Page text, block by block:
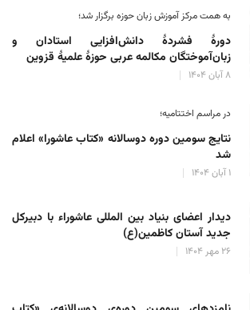
به همت مرکز آموزش زبان حوزه‌ برگزار شد؛
دورهٔ فشردهٔ دانش‌افزایی استادان و
زبان‌آموختگان مکالمه عربی حوزهٔ علمیهٔ قزوین
۸ آبان ۱۴۰۴
در مراسم اختتامیه؛
نتایج سومین دوره‌ دوسالانه‌ «کتاب عاشورا» اعلام
شد
۱ آبان ۱۴۰۴
دیدار اعضای بنیاد بین المللی عاشوراء با دبیرکل
جدید آستان کاظمین(ع)
۲۶ مهر ۱۴۰۴